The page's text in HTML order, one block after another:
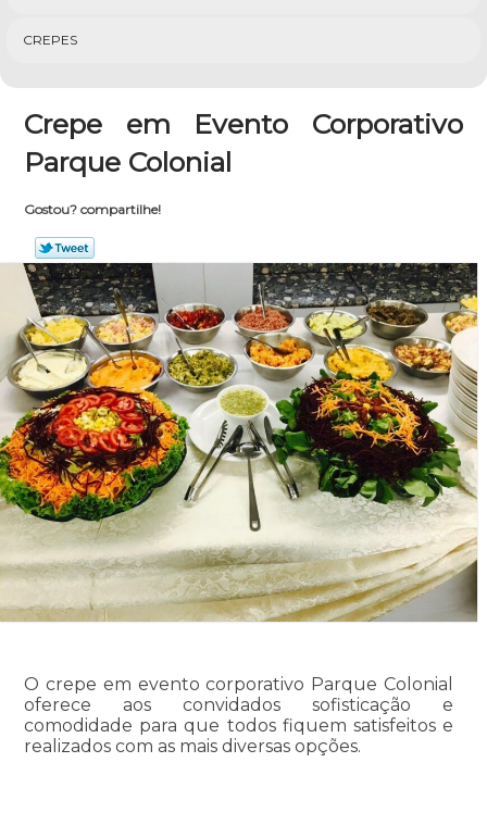
CREPES
Crepe em Evento Corporativo
Parque Colonial
Gostou? compartilhe!
O crepe em evento corporativo Parque Colonial
oferece aos convidados sofisticação e
comodidade para que todos fiquem satisfeitos e
realizados com as mais diversas opções.